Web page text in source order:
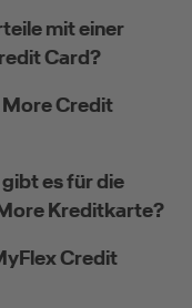
mit einer
Card?
Credit
es für die
Kreditkarte?
Credit